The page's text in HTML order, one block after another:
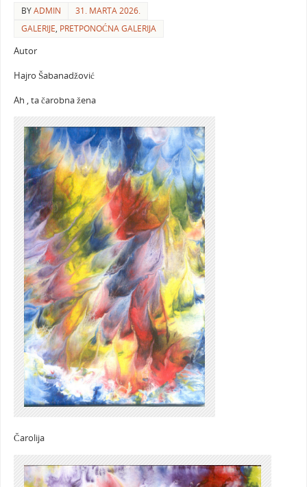
BYADMIN
31. MARTA 2026.
GALERIJE, PRETPONOĆNA GALERIJA
Autor
Hajro Šabanadžović
Ah , ta čarobna žena
Čarolija